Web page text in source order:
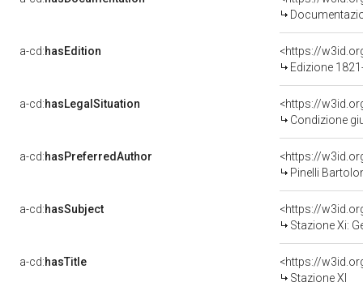
a-cd:hasEdition
<https://
Edizione
a-cd:hasLegalSituation
Condizione
a-cd:hasPreferredAuthor
<https://
Pinelli
a-cd:hasSubject
<https://
Stazione Xi:
a-cd:hasTitle
<https://
Stazione XI